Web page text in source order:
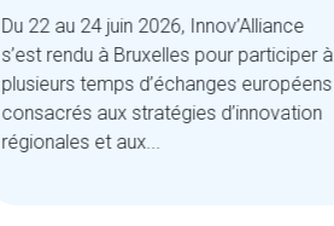
Du 22 au 24 juin 2026, Innov’Alliance
s’est rendu à Bruxelles pour participer à
plusieurs temps d’échanges européens
consacrés aux stratégies d’innovation
régionales et aux...